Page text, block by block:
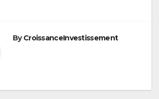
ByCroissanceInvestissement